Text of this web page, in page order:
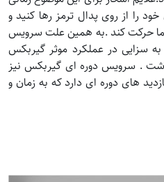
را از روی پدال ترمز رها کنید و
حرکت کند .به همین علت سرویس
سزایی در عملکرد موثر گیربکس
. سرویس‌ دوره‌ ای گیربکس نیز
های دوره ای دارد که به زمان و